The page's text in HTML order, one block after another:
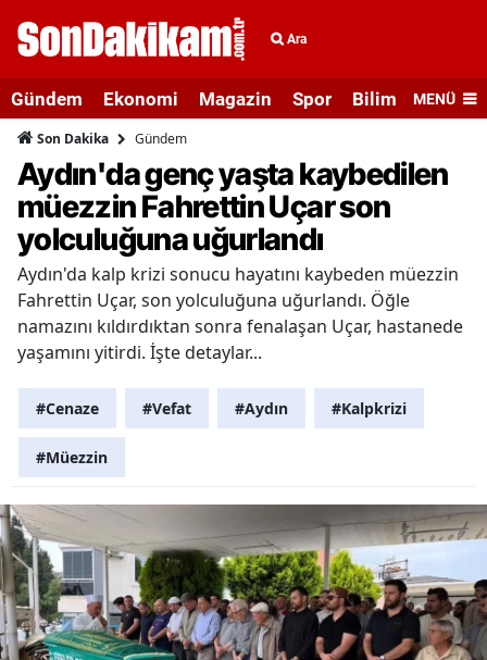
Ara
Gündem Ekonomi Magazin Spor Bilim veMENÜ
Son Dakika Gündem
Aydın'da genç yaşta kaybedilen
müezzin Fahrettin Uçar son
yolculuğuna uğurlandı
Aydın'da kalp krizi sonucu hayatını kaybeden müezzin
Fahrettin Uçar, son yolculuğuna uğurlandı. Öğle
namazını kıldırdıktan sonra fenalaşan Uçar, hastanede
yaşamını yitirdi. İşte detaylar...
#Cenaze #Vefat #Aydın #Kalpkrizi
#Müezzin